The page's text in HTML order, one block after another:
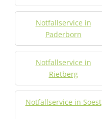
Notfallservice in
Paderborn
Notfallservice in
Rietberg
Notfallservice in Soest